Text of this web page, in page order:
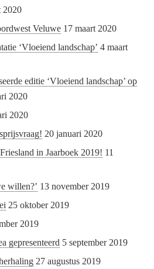
2020
Veluwe 17 maart 2020
‘Vloeiend landschap’ 4 maart
editie ‘Vloeiend landschap’ op
2020
2020
20 januari 2020
in Jaarboek 2019! 11
willen?’ 13 november 2019
25 oktober 2019
2019
gepresenteerd 5 september 2019
27 augustus 2019